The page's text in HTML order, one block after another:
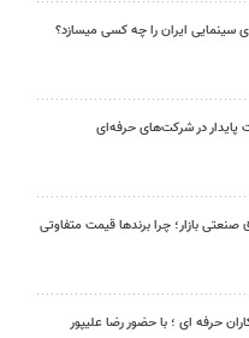
سینمایی ایران را چه کسی میسازد؟
پایدار در شرکت‌های حرفه‌ای
بازار؛ چرا برندها قیمت متفاوتی
حرفه ای ؛ با حضور رضا علیپور